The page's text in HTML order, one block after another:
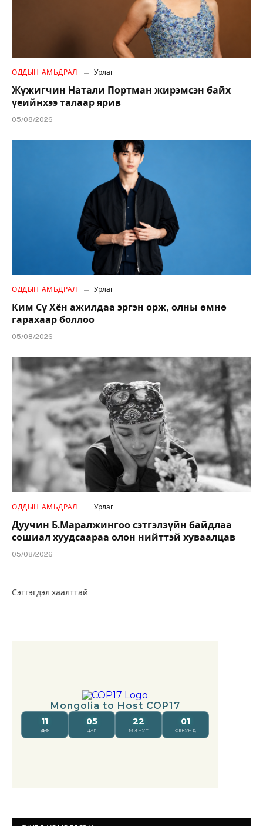
ОДДЫН АМЬДРАЛ Урлаг
Жүжигчин Натали Портман жирэмсэн байх
үеийнхээ талаар ярив
05/08/2026
ОДДЫН АМЬДРАЛ Урлаг
Ким Сү Хён ажилдаа эргэн орж, олны өмнө
гарахаар боллоо
05/08/2026
ОДДЫН АМЬДРАЛ Урлаг
Дуучин Б.Маралжингоо сэтгэлзүйн байдлаа
сошиал хуудсаараа олон нийттэй хуваалцав
05/08/2026
Сэтгэгдэл хаалттай